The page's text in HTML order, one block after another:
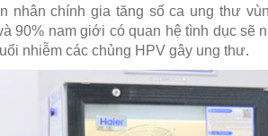
nhân chính gia tăng số ca ung thư
90% nam giới có quan hệ tình dục sẽ
nhiễm các chủng HPV gây ung thư.